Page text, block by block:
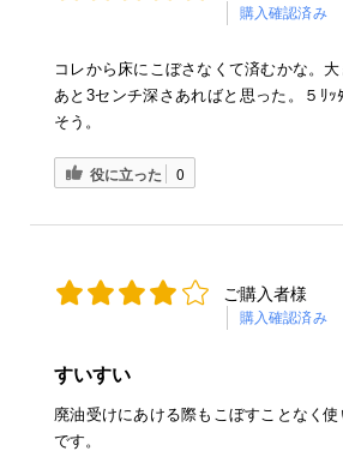
購入確認済み
コレから床にこぼさなくて済むかな。大
あと3センチ深さあればと思った。５ﾘｯ
そう。
役に立った 0
ご購入者様
購入確認済み
すいすい
廃油受けにあける際もこぼすことなく
です。